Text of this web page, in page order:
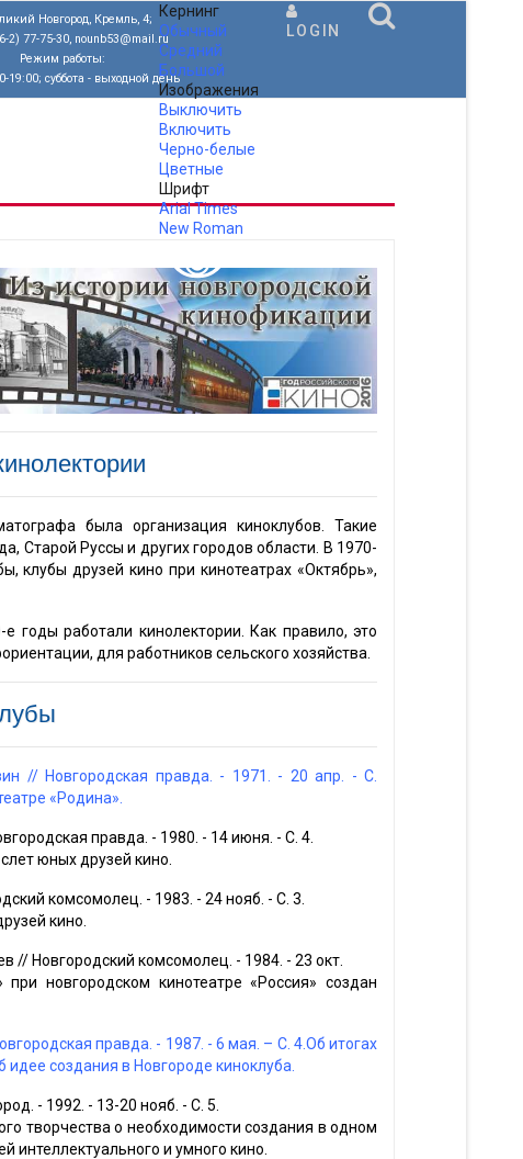
Новгород, Кремль, 4;
2) 77-75-30, nounb53@mail.ru
Режим работы:
19:00; суббота - выходной день
Кернинг
Обычный
Средний
Большой
Изображения
Выключить
Включить
Черно-белые
Цветные
Шрифт
ArialTimes
New Roman
LOGIN
была организация киноклубов. Такие
Старой Руссы и других городов области. В 1970-
клубы друзей кино при кинотеатрах «Октябрь»,
годы работали кинолектории. Как правило, это
для работников сельского хозяйства.
// Новгородская правда. - 1971. - 20 апр. - С.
«Родина».
правда. - 1980. - 14 июня. - С. 4.
юных друзей кино.
комсомолец. - 1983. - 24 нояб. - С. 3.
кино.
// Новгородский комсомолец. - 1984. - 23 окт.
новгородском кинотеатре «Россия» создан
правда. - 1987. - 6 мая. – С. 4.Об итогах
создания в Новгороде киноклуба.
- 1992. - 13-20 нояб. - С. 5.
творчества о необходимости создания в одном
интеллектуального и умного кино.